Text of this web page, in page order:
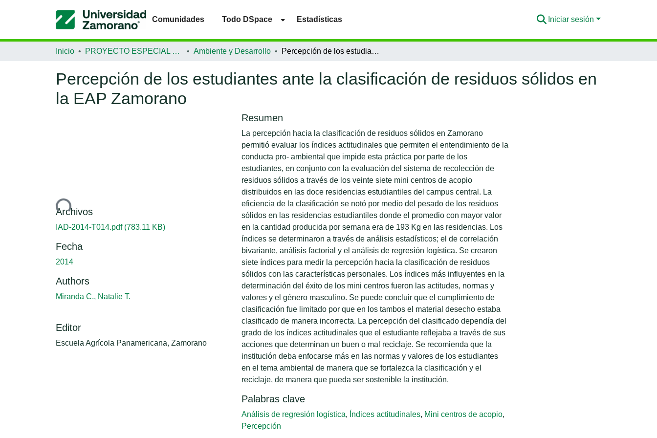
Comunidades Todo DSpace Estadísticas Iniciar sesión
Inicio PROYECTO ESPECIAL DE GRADUACIÓN Ambiente y Desarrollo Percepción de los estudiantes ante la clasificación de residuos sólidos en la EAP Zamorano
Percepción de los estudiantes ante la clasificación de residuos sólidos en
la EAP Zamorano
Cargando...
Archivos
IAD-2014-T014.pdf (783.11 KB)
Fecha
2014
Authors
Miranda C., Natalie T.
Editor
Escuela Agrícola Panamericana, Zamorano
Resumen
La percepción hacia la clasificación de residuos sólidos en Zamorano
permitió evaluar los índices actitudinales que permiten el entendimiento de la
conducta pro- ambiental que impide esta práctica por parte de los
estudiantes, en conjunto con la evaluación del sistema de recolección de
residuos sólidos a través de los veinte siete mini centros de acopio
distribuidos en las doce residencias estudiantiles del campus central. La
eficiencia de la clasificación se notó por medio del pesado de los residuos
sólidos en las residencias estudiantiles donde el promedio con mayor valor
en la cantidad producida por semana era de 193 Kg en las residencias. Los
índices se determinaron a través de análisis estadísticos; el de correlación
bivariante, análisis factorial y el análisis de regresión logística. Se crearon
siete índices para medir la percepción hacia la clasificación de residuos
sólidos con las características personales. Los índices más influyentes en la
determinación del éxito de los mini centros fueron las actitudes, normas y
valores y el género masculino. Se puede concluir que el cumplimiento de
clasificación fue limitado por que en los tambos el material desecho estaba
clasificado de manera incorrecta. La percepción del clasificado dependía del
grado de los índices actitudinales que el estudiante reflejaba a través de sus
acciones que determinan un buen o mal reciclaje. Se recomienda que la
institución deba enfocarse más en las normas y valores de los estudiantes
en el tema ambiental de manera que se fortalezca la clasificación y el
reciclaje, de manera que pueda ser sostenible la institución.
Palabras clave
Análisis de regresión logística, Índices actitudinales, Mini centros de acopio,
Percepción